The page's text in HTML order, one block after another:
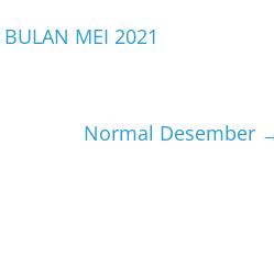
BULAN MEI 2021
Normal Desember